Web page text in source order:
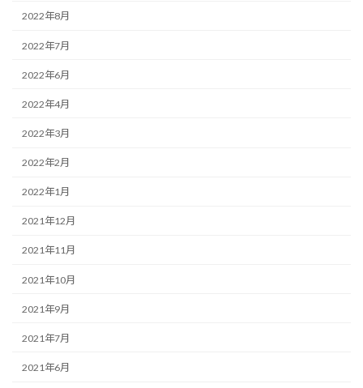
2022年8月
2022年7月
2022年6月
2022年4月
2022年3月
2022年2月
2022年1月
2021年12月
2021年11月
2021年10月
2021年9月
2021年7月
2021年6月